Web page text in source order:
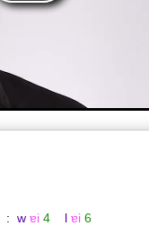
: w ɐi 4 l ɐi 6